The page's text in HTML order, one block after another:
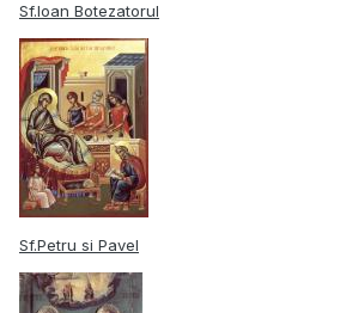
Sf.Ioan Botezatorul
Sf.Petru si Pavel